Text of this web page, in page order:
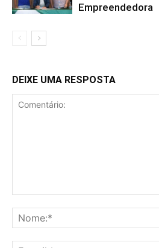
Empreendedora
DEIXE UMA RESPOSTA